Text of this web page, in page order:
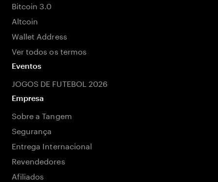
Bitcoin 3.0
Altcoin
Wallet Address
Ver todos os termos
Eventos
JOGOS DE FUTEBOL 2026
Empresa
Sobre a Tangem
Segurança
Entrega Internacional
Revendedores
Afiliados